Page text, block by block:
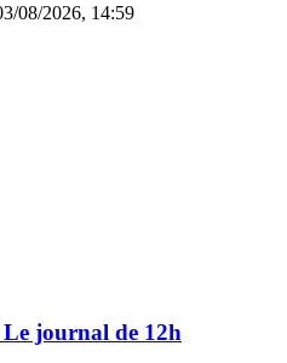
08/2026, 14:59
journal de 12h